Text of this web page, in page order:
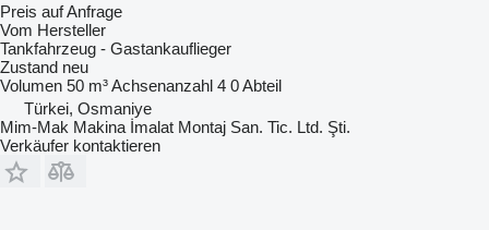
Preis auf Anfrage
Vom Hersteller
Tankfahrzeug - Gastankauflieger
Zustand neu
Volumen 50 m³Achsenanzahl 4 0 Abteil
Türkei, Osmaniye
Mim-Mak Makina İmalat Montaj San. Tic. Ltd. Şti.
Verkäufer kontaktieren